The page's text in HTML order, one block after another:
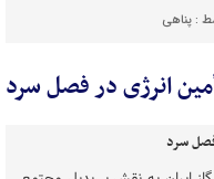
:پناهی
انرژی در فصل سرد